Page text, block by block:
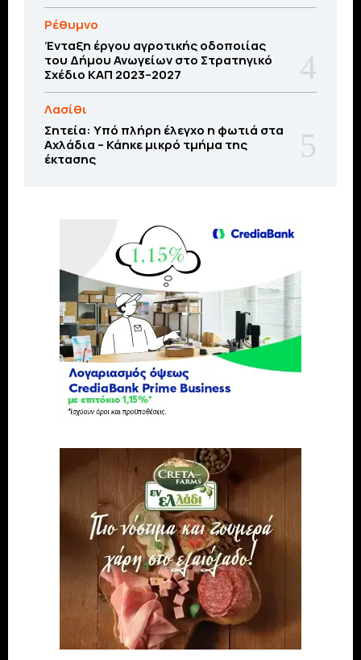
Ρέθυμνο
Ένταξη έργου αγροτικής οδοποιίας
του Δήμου Ανωγείων στο Στρατηγικό
Σχέδιο ΚΑΠ 2023–2027
Λασίθι
Σητεία: Υπό πλήρη έλεγχο η φωτιά στα
Αχλάδια – Κάηκε μικρό τμήμα της
έκτασης